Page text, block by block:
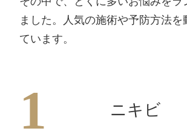
ました。人気の施術や予防方法を
ています。
ニキビ